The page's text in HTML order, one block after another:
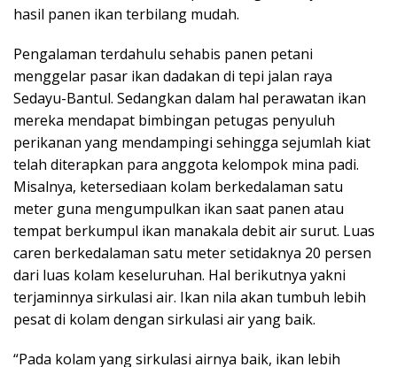
hasil panen ikan terbilang mudah.
Pengalaman terdahulu sehabis panen petani
menggelar pasar ikan dadakan di tepi jalan raya
Sedayu-Bantul. Sedangkan dalam hal perawatan ikan
mereka mendapat bimbingan petugas penyuluh
perikanan yang mendampingi sehingga sejumlah kiat
telah diterapkan para anggota kelompok mina padi.
Misalnya, ketersediaan kolam berkedalaman satu
meter guna mengumpulkan ikan saat panen atau
tempat berkumpul ikan manakala debit air surut. Luas
caren berkedalaman satu meter setidaknya 20 persen
dari luas kolam keseluruhan. Hal berikutnya yakni
terjaminnya sirkulasi air. Ikan nila akan tumbuh lebih
pesat di kolam dengan sirkulasi air yang baik.
“Pada kolam yang sirkulasi airnya baik, ikan lebih